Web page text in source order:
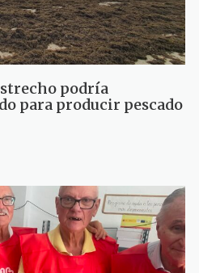
podría
para producir pescado